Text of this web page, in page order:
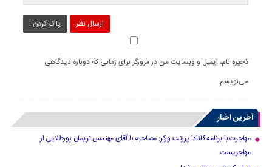
ارسال نظر پاک کردن !
ذخیره نام، ایمیل و وبسایت من در مرورگر برای زمانی که دوباره دیدگاهی
می‌نویسم.
آخرین اخبار
مهاجرت با برنامه کانادا پرزنت ورکر: مصاحبه با آقای مهندس نریمان پورطلایی از
مهاجریست